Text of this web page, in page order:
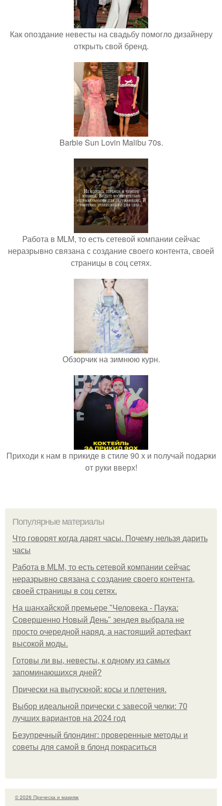
Как опоздание невесты на свадьбу помогло дизайнеру
открыть свой бренд.
Barbie Sun Lovin Malibu 70s.
Работа в MLM, то есть сетевой компании сейчас
неразрывно связана с создание своего контента, своей
страницы в соц сетях.
Обзорчик на зимнюю курн.
Приходи к нам в прикиде в стиле 90 х и получай подарки
от руки вверх!
Популярные материалы
Что говорят когда дарят часы. Почему нельзя дарить
часы
Работа в MLM, то есть сетевой компании сейчас
неразрывно связана с создание своего контента,
своей страницы в соц сетях.
На шанхайской премьере "Человека - Паука:
Совершенно Новый День" зендея выбрала не
просто очередной наряд, а настоящий артефакт
высокой моды.
Готовы ли вы, невесты, к одному из самых
запоминающихся дней?
Прически на выпускной: косы и плетения.
Выбор идеальной прически с завесой челки: 70
лучших вариантов на 2024 год
Безупречный блондинг: проверенные методы и
советы для самой в блонд покраситься
© 2026 Прическа и макияж